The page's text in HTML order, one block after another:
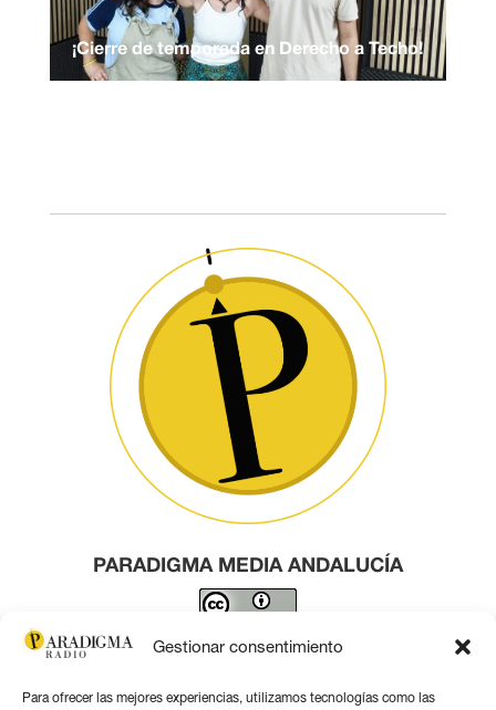
Gestionar consentimiento
Para ofrecer las mejores experiencias, utilizamos tecnologías como las
¡Cierre de temporada en Derecho a Techo!
PARADIGMA MEDIA ANDALUCÍA
Este obra está bajo una licencia de Creative Commons